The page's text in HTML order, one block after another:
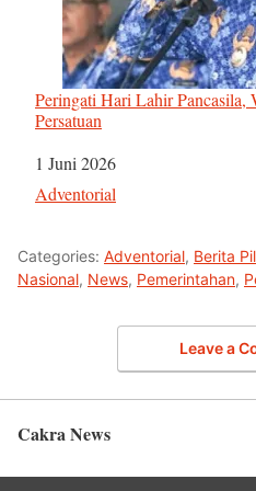
Peringati Hari Lahir
Persatuan
Tanggal
1 Juni 2026
Sehubungan dengan
Adventorial
Categories: Adventorial, Berita
Nasional, News, Pemerintahan,
Leave a
Cakra News